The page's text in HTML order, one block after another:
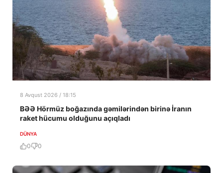
8 Avqust 2026 / 18:15
BƏƏ Hörmüz boğazında gəmilərindən birinə İranın
raket hücumu olduğunu açıqladı
DÜNYA
0 0